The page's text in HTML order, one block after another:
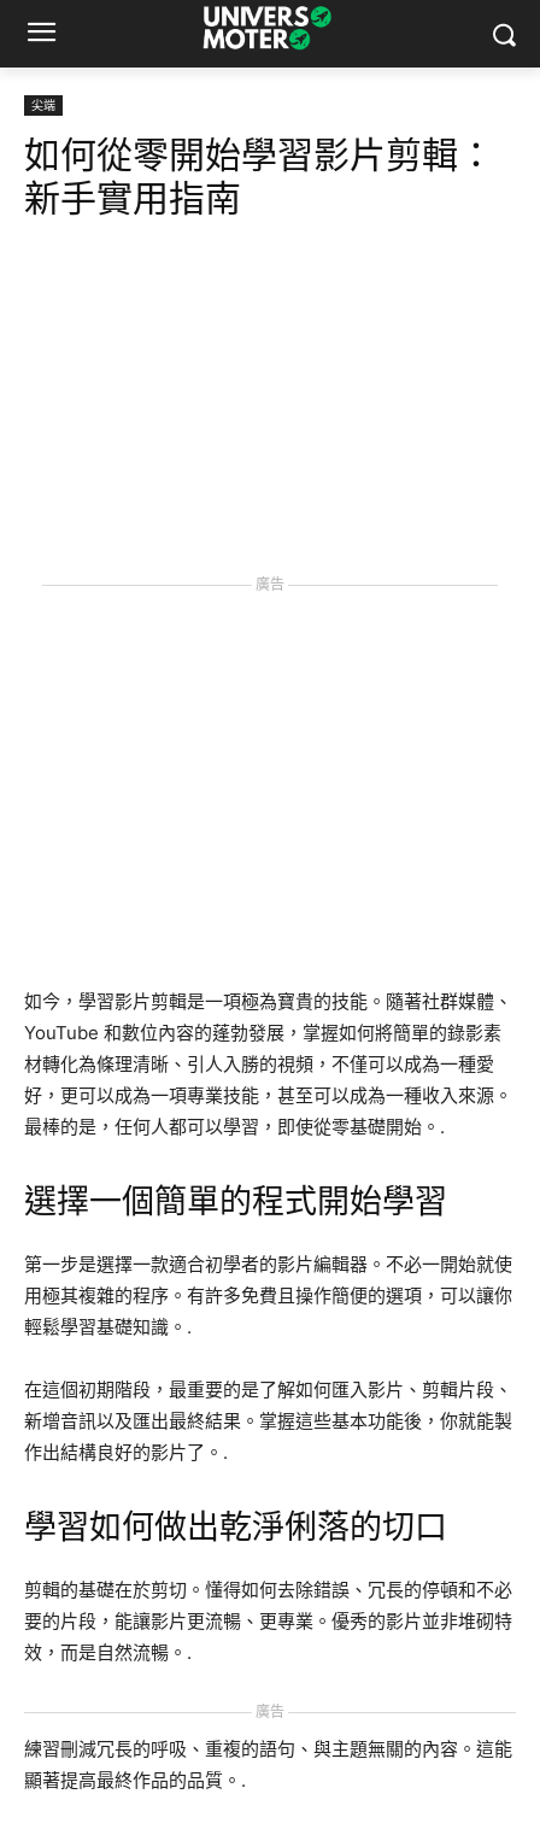
尖端
如何從零開始學習影片剪輯：
新手實用指南
廣告
如今，學習影片剪輯是一項極為寶貴的技能。隨著社群媒體、
YouTube 和數位內容的蓬勃發展，掌握如何將簡單的錄影素
材轉化為條理清晰、引人入勝的視頻，不僅可以成為一種愛
好，更可以成為一項專業技能，甚至可以成為一種收入來源。
最棒的是，任何人都可以學習，即使從零基礎開始。.
選擇一個簡單的程式開始學習
第一步是選擇一款適合初學者的影片編輯器。不必一開始就使
用極其複雜的程序。有許多免費且操作簡便的選項，可以讓你
輕鬆學習基礎知識。.
在這個初期階段，最重要的是了解如何匯入影片、剪輯片段、
新增音訊以及匯出最終結果。掌握這些基本功能後，你就能製
作出結構良好的影片了。.
學習如何做出乾淨俐落的切口
剪輯的基礎在於剪切。懂得如何去除錯誤、冗長的停頓和不必
要的片段，能讓影片更流暢、更專業。優秀的影片並非堆砌特
效，而是自然流暢。.
廣告
練習刪減冗長的呼吸、重複的語句、與主題無關的內容。這能
顯著提高最終作品的品質。.